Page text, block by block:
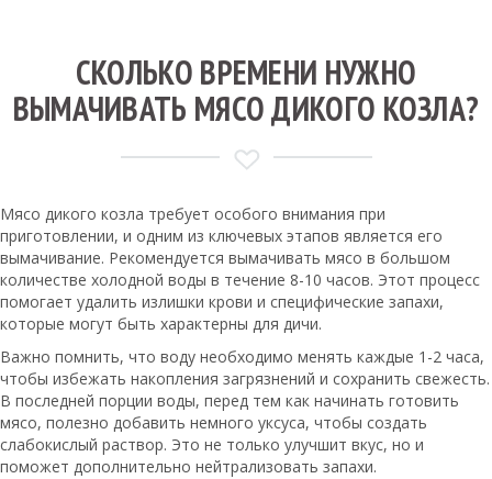
СКОЛЬКО ВРЕМЕНИ НУЖНО
ВЫМАЧИВАТЬ МЯСО ДИКОГО КОЗЛА?
Мясо дикого козла требует особого внимания при
приготовлении, и одним из ключевых этапов является его
вымачивание. Рекомендуется вымачивать мясо в большом
количестве холодной воды в течение 8-10 часов. Этот процесс
помогает удалить излишки крови и специфические запахи,
которые могут быть характерны для дичи.
Важно помнить, что воду необходимо менять каждые 1-2 часа,
чтобы избежать накопления загрязнений и сохранить свежесть.
В последней порции воды, перед тем как начинать готовить
мясо, полезно добавить немного уксуса, чтобы создать
слабокислый раствор. Это не только улучшит вкус, но и
поможет дополнительно нейтрализовать запахи.